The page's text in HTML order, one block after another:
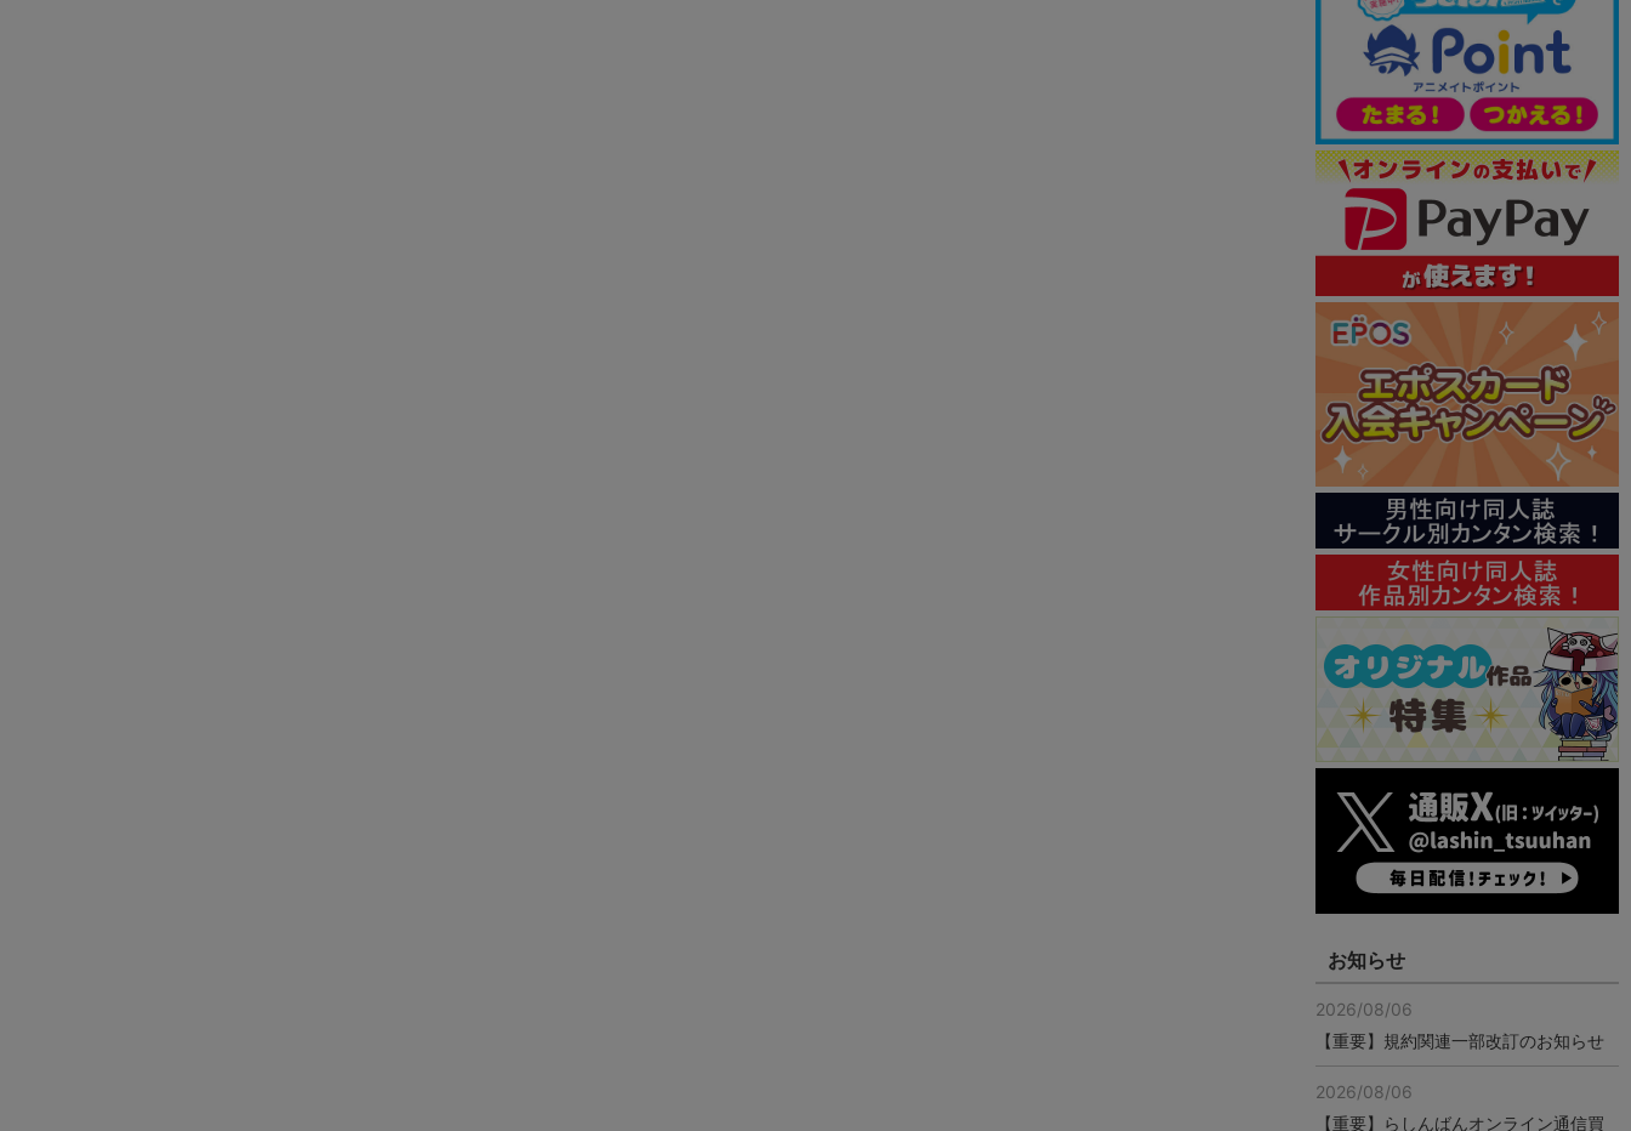
お知らせ
2026/08/06
【重要】規約関連一部改訂のお知らせ
2026/08/06
【重要】らしんばんオンライン通信買